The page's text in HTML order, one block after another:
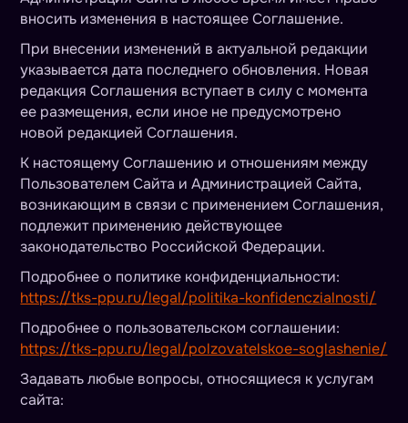
вносить изменения в настоящее Соглашение.
При внесении изменений в актуальной редакции
указывается дата последнего обновления. Новая
редакция Соглашения вступает в силу с момента
ее размещения, если иное не предусмотрено
новой редакцией Соглашения.
К настоящему Соглашению и отношениям между
Пользователем Сайта и Администрацией Сайта,
возникающим в связи с применением Соглашения,
подлежит применению действующее
законодательство Российской Федерации.
Подробнее о политике конфиденциальности:
https://tks-ppu.ru/legal/politika-konfidenczialnosti/
Подробнее о пользовательском соглашении:
https://tks-ppu.ru/legal/polzovatelskoe-soglashenie/
Задавать любые вопросы, относящиеся к услугам
сайта: